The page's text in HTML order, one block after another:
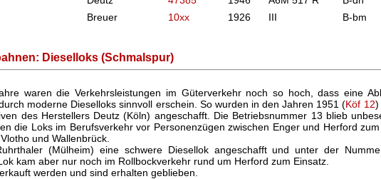
Breuer 10xx 1926 III B-bm
Dieselloks (Schmalspur)
waren die Verkehrsleistungen im Güterverkehr noch so hoch, dass eine
moderne Dieselloks sinnvoll erschein. So wurden in den Jahren 1951 (Köf 12)
des Herstellers Deutz (Köln) angeschafft. Die Betriebsnummer 13 blieb
die Loks im Berufsverkehr vor Personenzügen zwischen Enger und Herford
und Wallenbrück.
(Mülheim) eine schwere Diesellok angeschafft und unter der
kam aber nur noch im Rollbockverkehr rund um Herford zum Einsatz.
werden und sind erhalten geblieben.